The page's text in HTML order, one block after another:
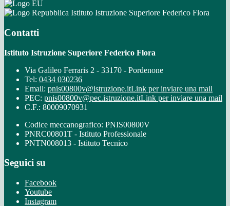
Istituto Istruzione Superiore Federico Flora
Contatti
Istituto Istruzione Superiore Federico Flora
Via Galileo Ferraris 2 - 33170 - Pordenone
Tel: 0434 030236
Email: pnis00800v@istruzione.itLink per inviare una mail
PEC: pnis00800v@pec.istruzione.itLink per inviare una mail
C.F.: 80009070931
Codice meccanografico: PNIS00800V
PNRC00801T - Istituto Professionale
PNTN008013 - Istituto Tecnico
Seguici su
Facebook
Youtube
Instagram